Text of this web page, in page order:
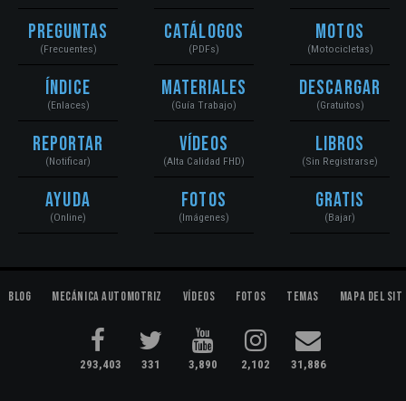
Preguntas
(Frecuentes)
Índice
(Enlaces)
Reportar
(Notificar)
Ayuda
(Online)
Catálogos
(PDFs)
Materiales
(Guía Trabajo)
Vídeos
(Alta Calidad FHD)
Fotos
(Imágenes)
Motos
(Motocicletas)
Descargar
(Gratuitos)
Libros
(Sin Registrarse)
Gratis
(Bajar)
Blog Mecánica Automotriz Vídeos Fotos Temas Mapa del
293,403 331 3,890 2,102 31,886